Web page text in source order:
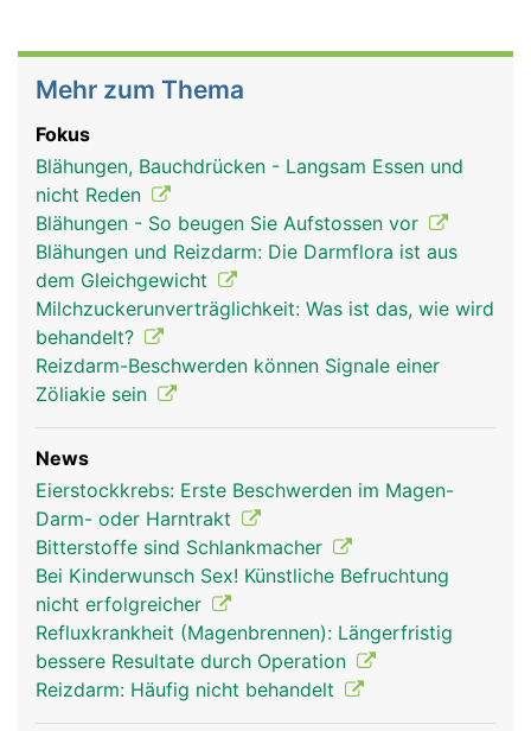
Mehr zum Thema
Fokus
Blähungen, Bauchdrücken - Langsam Essen und
nicht Reden
Blähungen - So beugen Sie Aufstossen vor
Blähungen und Reizdarm: Die Darmflora ist aus
dem Gleichgewicht
Milchzuckerunverträglichkeit: Was ist das, wie wird
behandelt?
Reizdarm-Beschwerden können Signale einer
Zöliakie sein
News
Eierstockkrebs: Erste Beschwerden im Magen-
Darm- oder Harntrakt
Bitterstoffe sind Schlankmacher
Bei Kinderwunsch Sex! Künstliche Befruchtung
nicht erfolgreicher
Refluxkrankheit (Magenbrennen): Längerfristig
bessere Resultate durch Operation
Reizdarm: Häufig nicht behandelt